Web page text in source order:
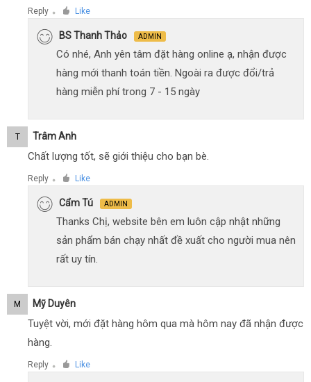
Reply ● Like
BS Thanh Thảo ADMIN
Có nhé, Anh yên tâm đặt hàng online ạ, nhận được
hàng mới thanh toán tiền. Ngoài ra được đổi/trả
hàng miễn phí trong 7 - 15 ngày
T Trâm Anh
Chất lượng tốt, sẽ giới thiệu cho bạn bè.
Reply ● Like
Cẩm Tú ADMIN
Thanks Chị, website bên em luôn cập nhật những
sản phẩm bán chạy nhất đề xuất cho người mua nên
rất uy tín.
M Mỹ Duyên
Tuyệt vời, mới đặt hàng hôm qua mà hôm nay đã nhận được
hàng.
Reply ● Like